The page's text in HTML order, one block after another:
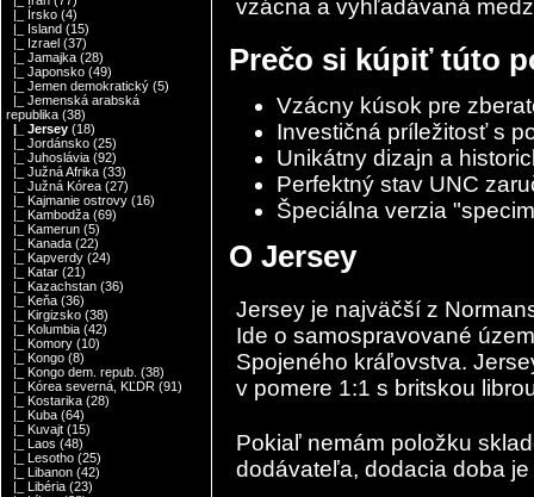
|_ Írsko (4)
|_ Island (15)
|_ Izrael (37)
|_ Jamajka (28)
|_ Japonsko (49)
|_ Jemen demokratický (5)
|_ Jemenská arabská
republika (38)
|_ Jersey (18)
|_ Jordánsko (25)
|_ Juhoslávia (92)
|_ Južná Afrika (33)
|_ Južná Kórea (27)
|_ Kajmanie ostrovy (16)
|_ Kambodža (69)
|_ Kamerun (5)
|_ Kanada (22)
|_ Kapverdy (24)
|_ Katar (21)
|_ Kazachstan (36)
|_ Keňa (36)
|_ Kirgizsko (38)
|_ Kolumbia (42)
|_ Komory (10)
|_ Kongo (8)
|_ Kongo dem. repub. (38)
|_ Kórea severná, KĽDR (91)
|_ Kostarika (28)
|_ Kuba (64)
|_ Kuvajt (15)
|_ Laos (48)
|_ Lesotho (25)
|_ Libanon (42)
|_ Libéria (23)
vzácna a vyhľadávaná
Prečo si kúpiť túto
Vzácny kúsok pre
Investičná príležitosť s
Unikátny dizajn a
Perfektný stav UNC
Špeciálna verzia
O Jersey
Jersey je najväčší z
Ide o samospravované
Spojeného kráľovstva.
v pomere 1:1 s britskou
Pokiaľ nemám položku
dodávateľa, dodacia doba